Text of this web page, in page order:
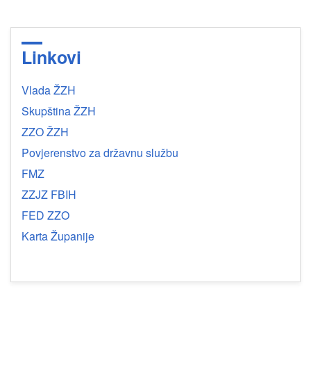
Linkovi
Vlada ŽZH
Skupština ŽZH
ZZO ŽZH
Povjerenstvo za državnu službu
FMZ
ZZJZ FBIH
FED ZZO
Karta Županije